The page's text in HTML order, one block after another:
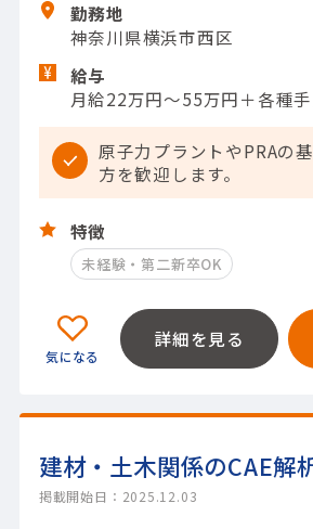
勤務地
神奈川県横浜市西区
給与
月給22万円～55万円＋各種
原子力プラントやPRAの
方を歓迎します。
特徴
未経験・第二新卒OK
詳細を見る
建材・土木関係のCAE解
掲載開始日：2025.12.03